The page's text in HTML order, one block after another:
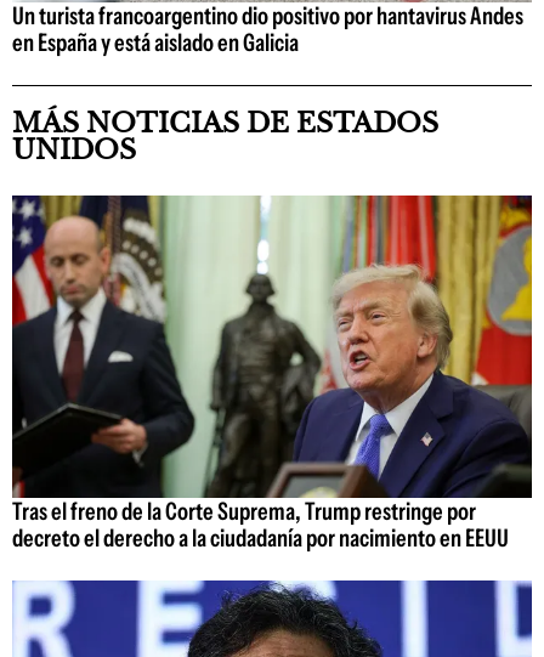
Un turista francoargentino dio positivo por hantavirus Andes
en España y está aislado en Galicia
MÁS NOTICIAS DE ESTADOS
UNIDOS
Tras el freno de la Corte Suprema, Trump restringe por
decreto el derecho a la ciudadanía por nacimiento en EEUU